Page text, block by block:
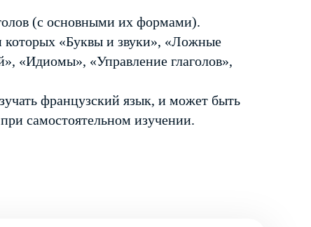
(с основными их формами).
которых «Буквы и звуки», «Ложные
«Идиомы», «Управление глаголов»,
французский язык, и может быть
самостоятельном изучении.